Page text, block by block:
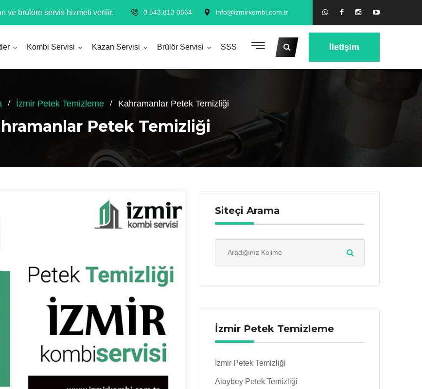
ve brülöre servis hizmeti verilir. 0.543.813 0664 info@izmirkombi.com.tr
Kombi Servisi Kazan Servisi Brülör Servisi SSS İletişim
İzmir Petek Temizleme Kahramanlar Petek Temizliği
Petek Temizliği
Siteçi Arama
İzmir Petek Temizleme
İzmir Petek Temizliği
Alaybey Petek Temizliği